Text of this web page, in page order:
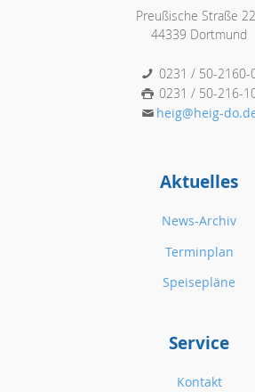
Preußische Straße
44339 Dortmund
0231 / 50-2160-
0231 / 50-216-
heig@heig-
Aktuelles
News-Archiv
Terminplan
Speisepläne
Service
Kontakt